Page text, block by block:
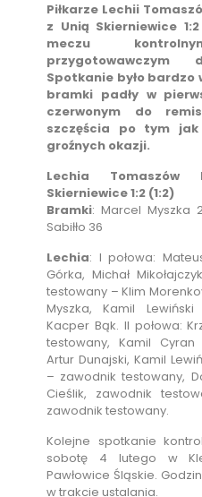
Piłkarze Lechii
z Unią Skierniewice
meczu
Spotkanie było bardzo
bramki padły w
czerwonym do
szczęścia po tym
groźnych okazji.
Lechia Tomaszów
Skierniewice 1:2 (1:2)
Bramki: Marcel Myszka
Sabiłło 36
Lechia: I połowa:
Górka, Michał
testowany – Klim
Myszka, Kamil
Kacper Bąk. II połowa:
testowany, Kamil Cyran
Artur Dunajski, Kamil
– zawodnik testowany,
Cieślik, zawodnik
zawodnik testowany.
Kolejne spotkanie
sobotę 4 lutego w
Pawłowice Śląskie.
w trakcie ustalania.